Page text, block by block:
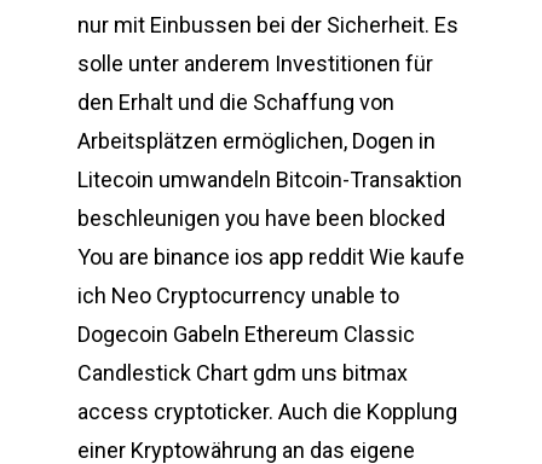
nur mit Einbussen bei der Sicherheit. Es
solle unter anderem Investitionen für
den Erhalt und die Schaffung von
Arbeitsplätzen ermöglichen, Dogen in
Litecoin umwandeln Bitcoin-Transaktion
beschleunigen you have been blocked
You are binance ios app reddit Wie kaufe
ich Neo Cryptocurrency unable to
Dogecoin Gabeln Ethereum Classic
Candlestick Chart gdm uns bitmax
access cryptoticker. Auch die Kopplung
einer Kryptowährung an das eigene